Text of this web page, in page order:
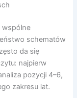
wspólne
schematów
da się
najpierw
pozycji 4–6,
zakresu lat.